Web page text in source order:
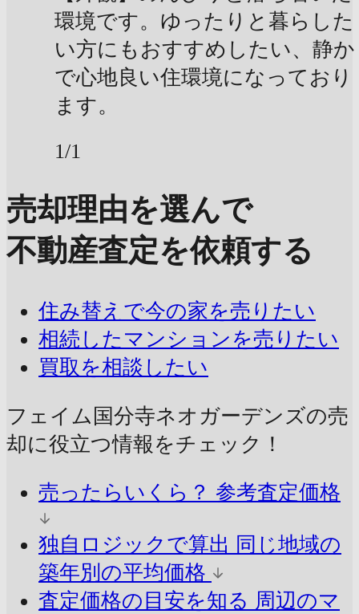
環境です。ゆったりと暮らした
い方にもおすすめしたい、静か
で心地良い住環境になっており
ます。
1/1
売却理由を選んで
不動産査定を依頼する
住み替えで今の家を売りたい
相続したマンションを売りたい
買取を相談したい
フェイム国分寺ネオガーデンズの売
却に役立つ情報をチェック！
売ったらいくら？ 参考査定価格
独自ロジックで算出 同じ地域の
築年別の平均価格
査定価格の目安を知る 周辺のマ